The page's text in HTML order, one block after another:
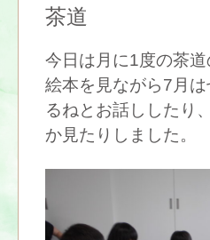
茶道
今日は月に1度の茶道
絵本を見ながら7月
るねとお話ししたり
か見たりしました。